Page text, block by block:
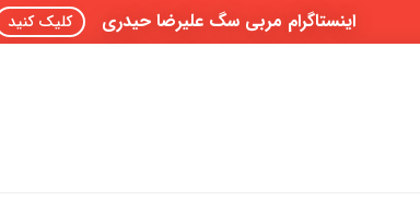
اینستاگرام مربی سگ علیرضا حیدری کلیک کنید